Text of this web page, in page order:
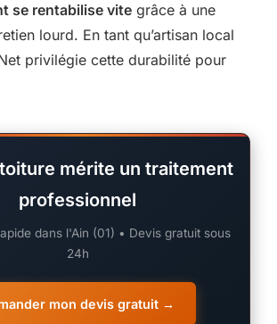
se rentabilise vite grâce à une
lourd. En tant qu’artisan local
privilégie cette durabilité pour
mérite un traitement
professionnel
dans l'Ain (01) • Devis gratuit sous
24h
mon devis gratuit →